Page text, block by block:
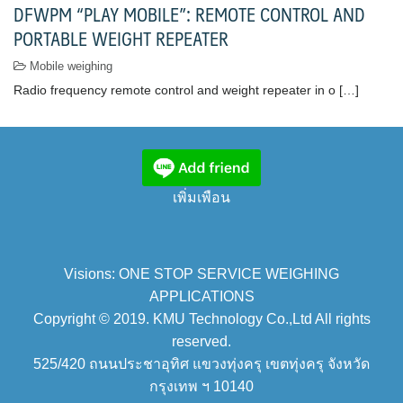
DFWPM “PLAY MOBILE”: REMOTE CONTROL AND
PORTABLE WEIGHT REPEATER
Mobile weighing
Radio frequency remote control and weight repeater in o […]
เพิ่มเพือน
Visions: ONE STOP SERVICE WEIGHING
APPLICATIONS
Copyright © 2019. KMU Technology Co.,Ltd All rights
reserved.
525/420 ถนนประชาอุทิศ แขวงทุ่งครุ เขตทุ่งครุ จังหวัด
กรุงเทพ ฯ 10140